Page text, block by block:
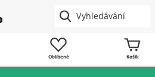
Oblíbené Košík